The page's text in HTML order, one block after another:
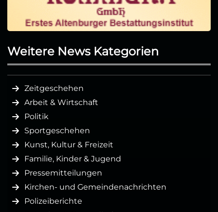
Weitere News Kategorien
Zeitgeschehen
Arbeit & Wirtschaft
Politik
Sportgeschehen
Kunst, Kultur & Freizeit
Familie, Kinder & Jugend
Pressemitteilungen
Kirchen- und Gemeindenachrichten
Polizeiberichte